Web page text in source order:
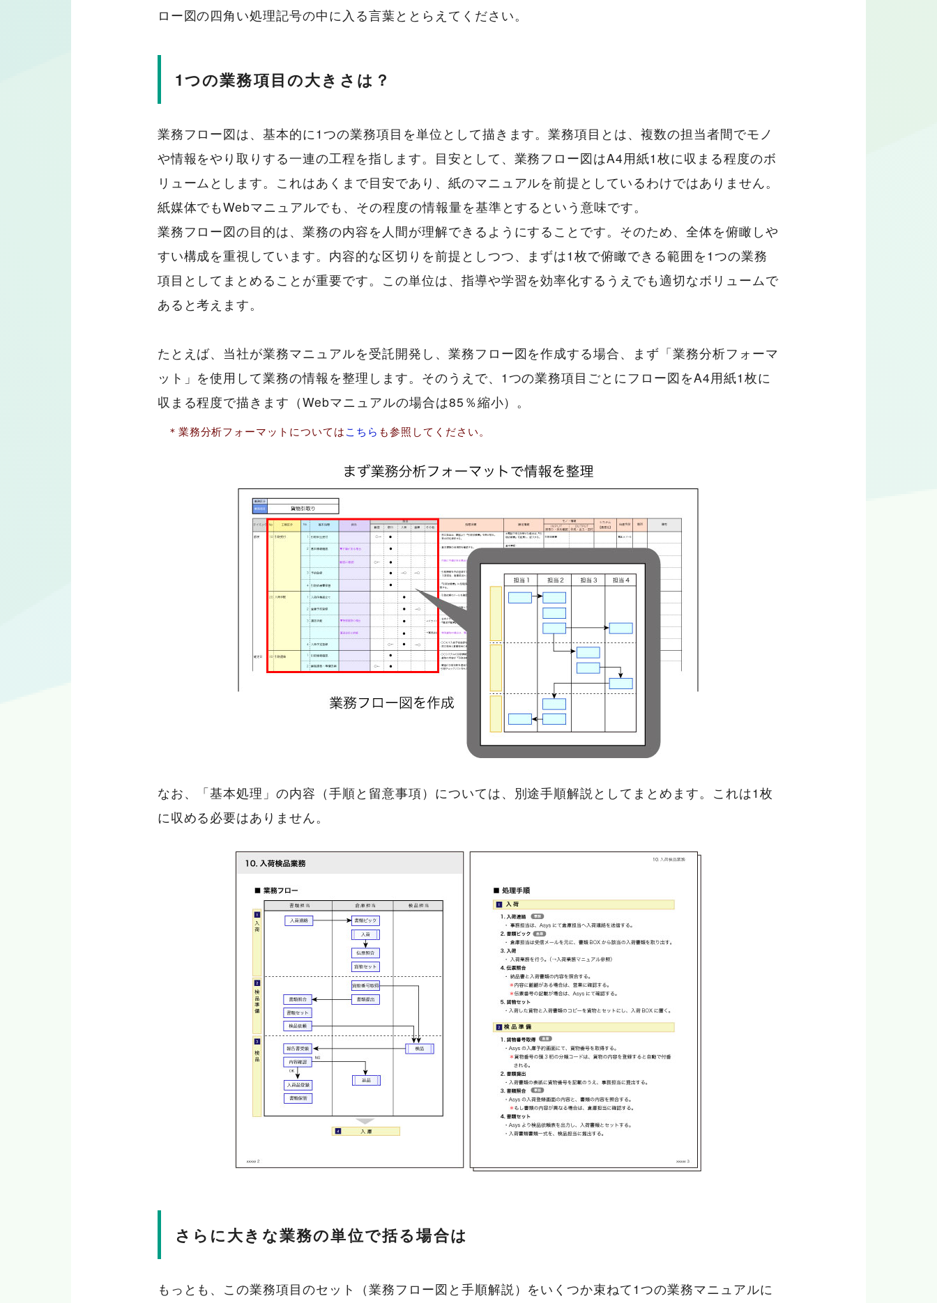
ロー図の四角い処理記号の中に入る言葉ととらえてください。
1つの業務項目の大きさは？
業務フロー図は、基本的に1つの業務項目を単位として描きます。業務項目とは、複数の担当者間でモノ
や情報をやり取りする一連の工程を指します。目安として、業務フロー図はA4用紙1枚に収まる程度のボ
リュームとします。これはあくまで目安であり、紙のマニュアルを前提としているわけではありません。
紙媒体でもWebマニュアルでも、その程度の情報量を基準とするという意味です。
業務フロー図の目的は、業務の内容を人間が理解できるようにすることです。そのため、全体を俯瞰しや
すい構成を重視しています。内容的な区切りを前提としつつ、まずは1枚で俯瞰できる範囲を1つの業務
項目としてまとめることが重要です。この単位は、指導や学習を効率化するうえでも適切なボリュームで
あると考えます。
たとえば、当社が業務マニュアルを受託開発し、業務フロー図を作成する場合、まず「業務分析フォーマ
ット」を使用して業務の情報を整理します。そのうえで、1つの業務項目ごとにフロー図をA4用紙1枚に
収まる程度で描きます（Webマニュアルの場合は85％縮小）。
＊業務分析フォーマットについてはこちら も参照してください。
なお、「基本処理」の内容（手順と留意事項）については、別途手順解説としてまとめます。これは1枚
に収める必要はありません。
さらに大きな業務の単位で括る場合は
もっとも、この業務項目のセット（業務フロー図と手順解説）をいくつか束ねて1つの業務マニュアルに